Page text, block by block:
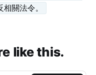
關法令。
like this.